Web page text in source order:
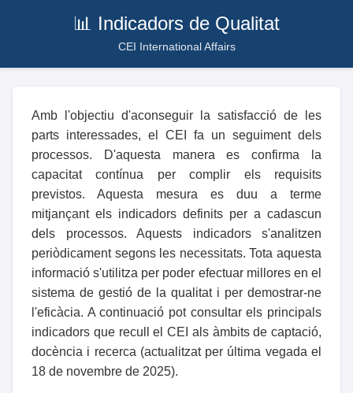
📊 Indicadors de Qualitat
CEI International Affairs
Amb l'objectiu d'aconseguir la satisfacció de les
parts interessades, el CEI fa un seguiment dels
processos. D'aquesta manera es confirma la
capacitat contínua per complir els requisits
previstos. Aquesta mesura es duu a terme
mitjançant els indicadors definits per a cadascun
dels processos. Aquests indicadors s'analitzen
periòdicament segons les necessitats. Tota aquesta
informació s'utilitza per poder efectuar millores en el
sistema de gestió de la qualitat i per demostrar-ne
l'eficàcia. A continuació pot consultar els principals
indicadors que recull el CEI als àmbits de captació,
docència i recerca (actualitzat per última vegada el
18 de novembre de 2025).